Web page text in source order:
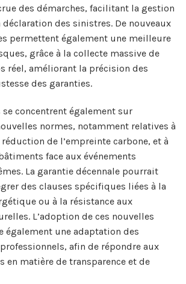
des démarches, facilitant la gestion
des sinistres. De nouveaux
permettent également une meilleure
grâce à la collecte massive de
réel, améliorant la précision des
des garanties.
concentrent également sur
normes, notamment relatives à
de l’empreinte carbone, et à
face aux événements
La garantie décennale pourrait
des clauses spécifiques liées à la
ou à la résistance aux
L’adoption de ces nouvelles
également une adaptation des
afin de répondre aux
en matière de transparence et de